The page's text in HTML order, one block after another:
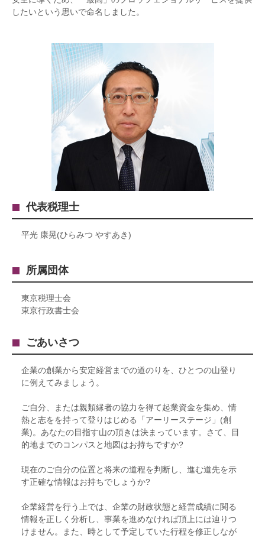
したいという思いで命名しました。
代表税理士
平光 康晃(ひらみつ やすあき)
所属団体
東京税理士会
東京行政書士会
ごあいさつ
企業の創業から安定経営までの道のりを、ひとつの山登り
に例えてみましょう。
ご自分、または親類縁者の協力を得て起業資金を集め、情
熱と志をを持って登りはじめる「アーリーステージ」(創
業)。あなたの目指す山の頂きは決まっています。さて、目
的地までのコンパスと地図はお持ちですか?
現在のご自分の位置と将来の道程を判断し、進む道先を示
す正確な情報はお持ちでしょうか?
企業経営を行う上では、企業の財政状態と経営成績に関る
情報を正しく分析し、事業を進めなければ頂上には辿りつ
けません。また、時として予定していた行程を修正しなが